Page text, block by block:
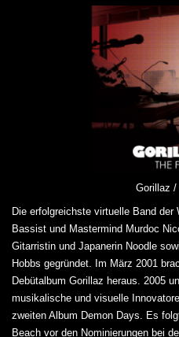
Gorillaz /
Die erfolgreichste virtuelle Band
Bassist und Mastermind Murdoc
Gitarristin und Japanerin Noodle
Hobbs gegründet. Im März 2001
Debütalbum Gorillaz heraus. 2005
musikalische und visuelle
zweiten Album Demon Days. Es
Beach vor den Nominierungen bei